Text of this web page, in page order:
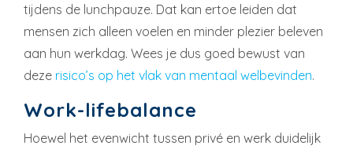
tijdens de lunchpauze. Dat kan ertoe leiden dat
mensen zich alleen voelen en minder plezier beleven
aan hun werkdag. Wees je dus goed bewust van
deze risico’s op het vlak van mentaal welbevinden.
Work-lifebalance
Hoewel het evenwicht tussen privé en werk duidelijk